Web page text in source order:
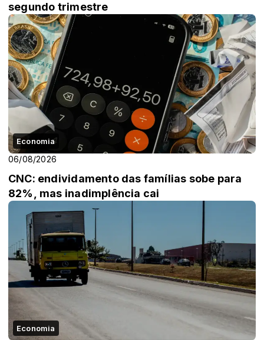
segundo trimestre
Economia
06/08/2026
CNC: endividamento das famílias sobe para
82%, mas inadimplência cai
Economia